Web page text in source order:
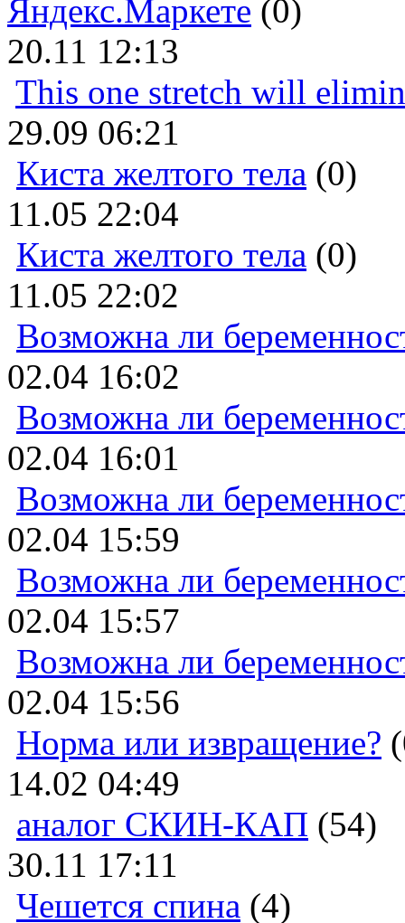
Яндекс.Маркете (0)
20.11 12:13
This one stretch will
29.09 06:21
Киста желтого тела (0)
11.05 22:04
Киста желтого тела (0)
11.05 22:02
Возможна ли
02.04 16:02
Возможна ли
02.04 16:01
Возможна ли
02.04 15:59
Возможна ли
02.04 15:57
Возможна ли
02.04 15:56
Норма или извращение?
14.02 04:49
аналог СКИН-КАП (54)
30.11 17:11
Чешется спина (4)